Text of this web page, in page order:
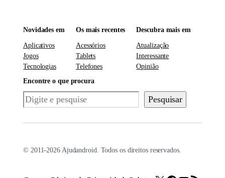
Novidades em
Aplicativos
Jogos
Tecnologias
Os mais recentes
Acessórios
Tablets
Telefones
Descubra mais em
Atualização
Interessante
Opinião
Encontre o que procura
Pesquisar Pesquisar
© 2011-2026 Ajudandroid. Todos os direitos reservados.